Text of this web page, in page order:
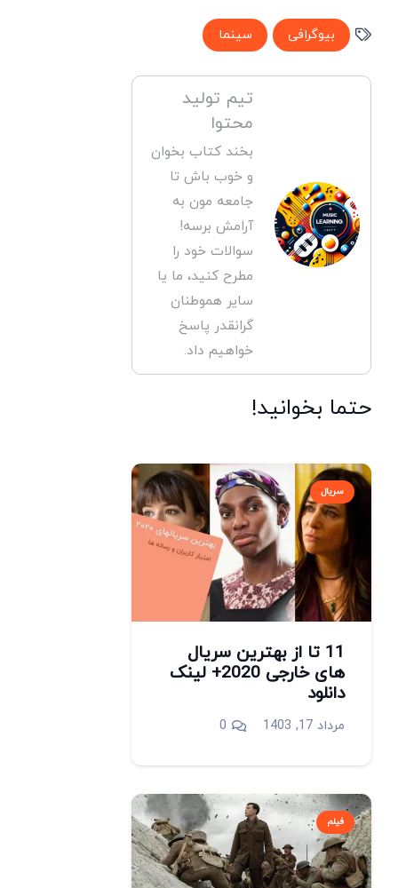
بیوگرافی سینما
تیم تولید
محتوا
بخند کتاب بخوان
و خوب باش تا
جامعه مون به
آرامش برسه!
سوالات خود را
مطرح کنید، ما یا
سایر هموطنان
گرانقدر پاسخ
خواهیم داد.
حتما بخوانید!
سریال
11 تا از بهترین سریال
های خارجی 2020+ لینک
دانلود
مرداد 17, 1403 0
فیلم